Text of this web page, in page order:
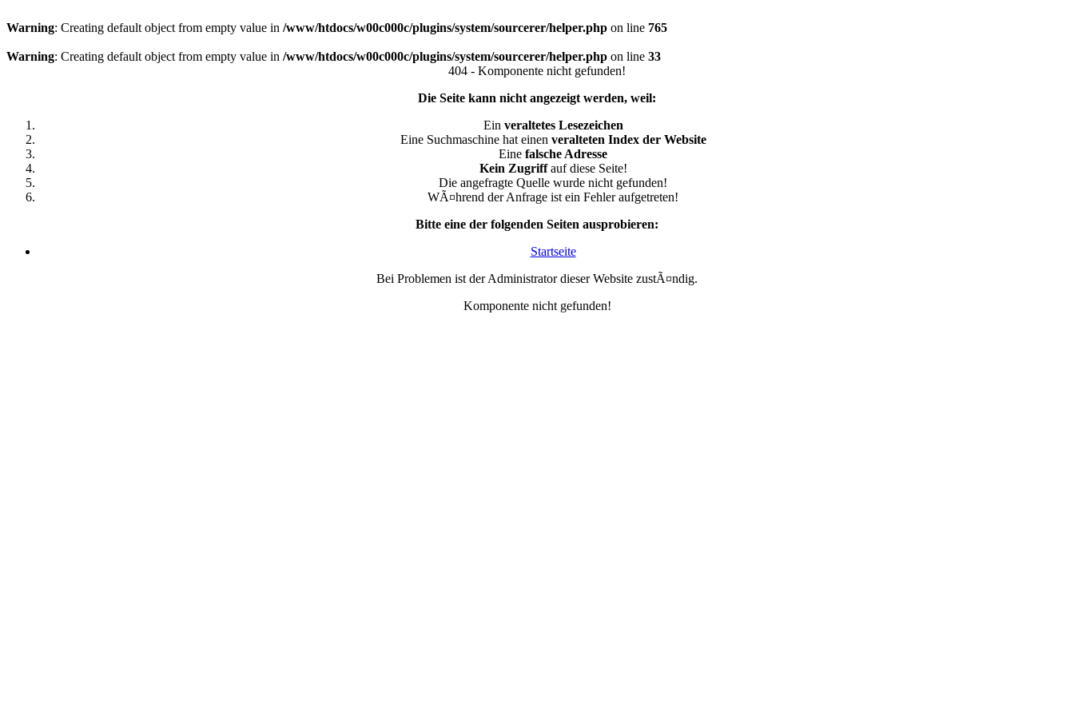
Warning: Creating default object from empty value in /www/htdocs/w00c000c/plugins/system/sourcerer/helper.php on line 765
Warning: Creating default object from empty value in /www/htdocs/w00c000c/plugins/system/sourcerer/helper.php on line 33
404 - Komponente nicht gefunden!
Die Seite kann nicht angezeigt werden, weil:
Ein veraltetes Lesezeichen
Eine Suchmaschine hat einen veralteten Index der Website
Eine falsche Adresse
Kein Zugriffauf diese Seite!
Die angefragte Quelle wurde nicht gefunden!
WÃ¤hrend der Anfrage ist ein Fehler aufgetreten!
Bitte eine der folgenden Seiten ausprobieren:
Startseite
Bei Problemen ist der Administrator dieser Website zustÃ¤ndig.
Komponente nicht gefunden!